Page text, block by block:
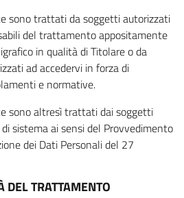
sono trattati da soggetti autorizzati
del trattamento appositamente
in qualità di Titolare o da
ad accedervi in forza di
e normative.
sono altresì trattati dai soggetti
sistema ai sensi del Provvedimento
dei Dati Personali del 27
DEL TRATTAMENTO